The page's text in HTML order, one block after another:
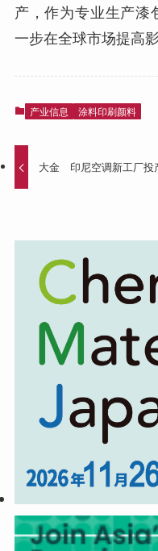
产，作为专业生产漆
一步在全球市场提高影
产业信息 涂料印刷颜料
大金 印尼空调新工厂投